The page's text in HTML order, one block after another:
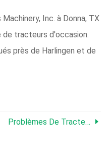
Inc. à Donna, TX
de tracteurs d'occasion.
près de Harlingen et de
Problèmes De Tracteur Et Solutions